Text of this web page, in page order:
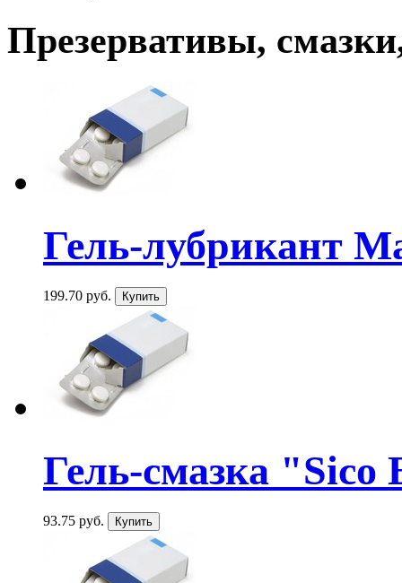
Презервативы,
Гель-лубрикант
199.70 руб.
Гель-смазка "Sico
93.75 руб.